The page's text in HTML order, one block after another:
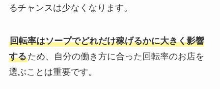
るチャンスは少なくなります。
回転率はソープでどれだけ稼げるかに大きく影響
するため、自分の働き方に合った回転率のお店を
選ぶことは重要です。